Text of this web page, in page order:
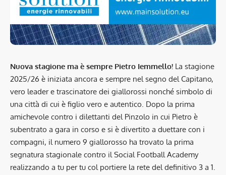
Nuova stagione ma è sempre Pietro Iemmello! La stagione
2025/26 è iniziata ancora e sempre nel segno del Capitano,
vero leader e trascinatore dei giallorossi nonché simbolo di
una città di cui è figlio vero e autentico. Dopo la prima
amichevole contro i dilettanti del Pinzolo in cui Pietro è
subentrato a gara in corso e si è divertito a duettare con i
compagni, il numero 9 giallorosso ha trovato la prima
segnatura stagionale contro il Social Football Academy
realizzando a tu per tu col portiere la rete del definitivo 3 a 1.